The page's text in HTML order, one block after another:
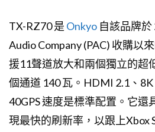
TX-RZ70 是 Onkyo 自該品牌於
Audio Company (PAC) 收購以
援11聲道放大和兩個獨立的超
個通道 140 瓦。HDMI 2.1、
40GPS 速度是標準配置。它還
現最快的刷新率，以跟上Xbox